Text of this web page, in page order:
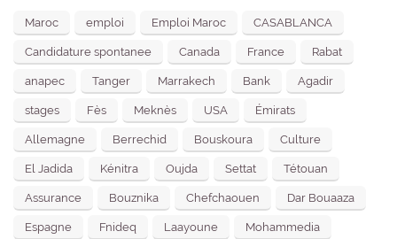
Maroc emploi Emploi Maroc CASABLANCA
Candidature spontanee Canada France Rabat
anapec Tanger Marrakech Bank Agadir
stages Fès Meknès USA Émirats
Allemagne Berrechid Bouskoura Culture
El Jadida Kénitra Oujda Settat Tétouan
Assurance Bouznika Chefchaouen Dar Bouaaza
Espagne Fnideq Laayoune Mohammedia